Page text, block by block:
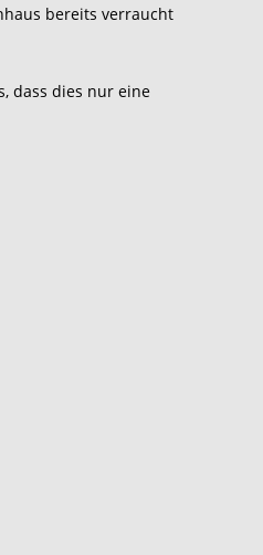
bereits verraucht
dass dies nur eine